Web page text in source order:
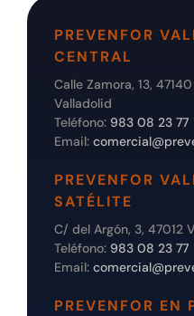
PREVENFOR
CENTRAL
Calle Zamora, 13,
Valladolid
Teléfono: 983 08 23 77
Email:
PREVENFOR
SATÉLITE
C/ del Argón, 3, 47012
Teléfono: 983 08 23 77
Email:
PREVENFOR EN